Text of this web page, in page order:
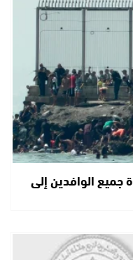
جميع الوافدين إلى